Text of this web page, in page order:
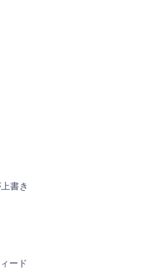
書き
ード